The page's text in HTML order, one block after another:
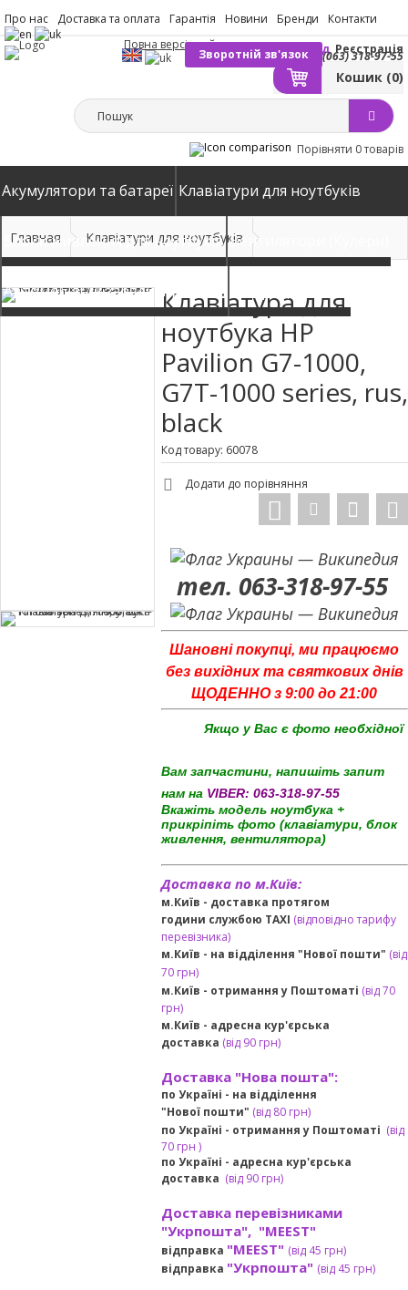
Про нас Доставка та оплата Гарантія Новини Бренди Контакти
(063) 318-97-55
Зворотній зв'язокВхід Реєстрація
Кошик (0)
Повна версія сайту
Порівняти 0 товарів
Акумулятори та батареї Клавіатури для ноутбуків
Блоки живлення для ноутбуків Вентилятори (Кулери)
Автомобільні зарядні пристрої
Главная Клавіатури для ноутбуків
Клавіатура для
ноутбука HP
Pavilion G7-1000,
G7T-1000 series, rus,
black
Код товару: 60078
Додати до порівняння
тел. 063-318-97-55
Шановні покупці, ми працюємо
без вихідних та святкових днів
ЩОДЕННО з 9:00 до 21:00
Якщо у Вас є фото необхідної
Вам запчастини, напишіть запит
нам на VIBER: 063-318-97-55
Вкажіть модель ноутбука +
прикріпіть фото (клавіатури, блок
живлення, вентилятора)
Доставка по м.Київ:
м.Київ - доставка протягом
години службою TAXI (відповідно тарифу
перевізника)
м.Київ - на відділення "Нової пошти" (від
70 грн)
м.Київ - отримання у Поштоматі (від 70
грн)
м.Київ - адресна кур'єрська
доставка (від90 грн)
Доставка "Нова пошта":
по Україні - на відділення
"Нової пошти" (від 80 грн)
по Україні - отримання у Поштоматі (від
70 грн )
по Україні - адресна кур'єрська
доставка (від90 грн)
Доставка перевізниками
"Укрпошта", "MEEST"
відправка "MEEST" (від 45 грн)
відправка "Укрпошта" (від 45 грн)